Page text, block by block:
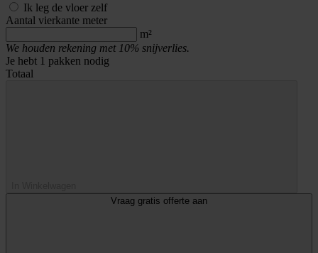
Ik leg de vloer zelf
Aantal vierkante meter
m²
We houden rekening met 10% snijverlies.
Je hebt 1 pakken nodig
Totaal
Vraag gratis offerte aan